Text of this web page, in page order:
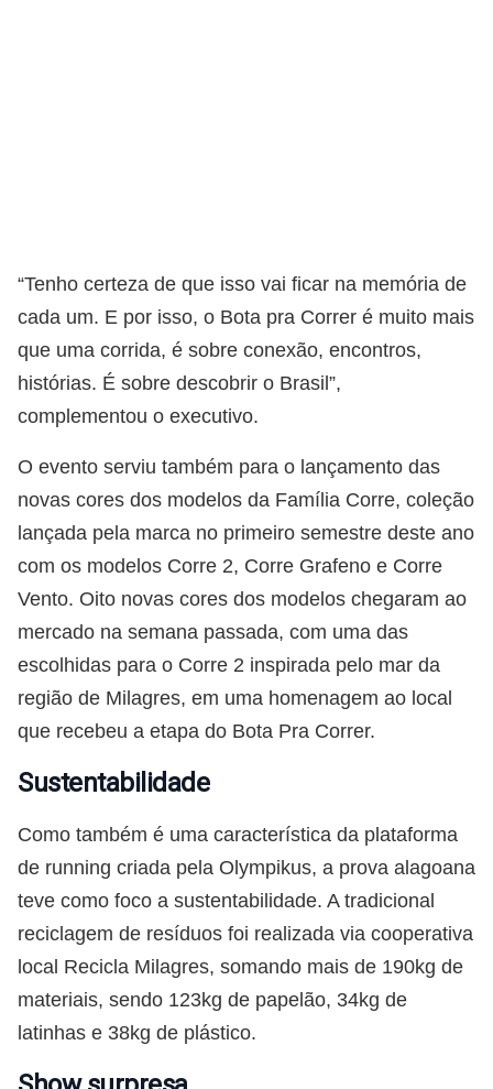
“Tenho certeza de que isso vai ficar na memória de
cada um. E por isso, o Bota pra Correr é muito mais
que uma corrida, é sobre conexão, encontros,
histórias. É sobre descobrir o Brasil”,
complementou o executivo.
O evento serviu também para o lançamento das
novas cores dos modelos da Família Corre, coleção
lançada pela marca no primeiro semestre deste ano
com os modelos Corre 2, Corre Grafeno e Corre
Vento. Oito novas cores dos modelos chegaram ao
mercado na semana passada, com uma das
escolhidas para o Corre 2 inspirada pelo mar da
região de Milagres, em uma homenagem ao local
que recebeu a etapa do Bota Pra Correr.
Sustentabilidade
Como também é uma característica da plataforma
de running criada pela Olympikus, a prova alagoana
teve como foco a sustentabilidade. A tradicional
reciclagem de resíduos foi realizada via cooperativa
local Recicla Milagres, somando mais de 190kg de
materiais, sendo 123kg de papelão, 34kg de
latinhas e 38kg de plástico.